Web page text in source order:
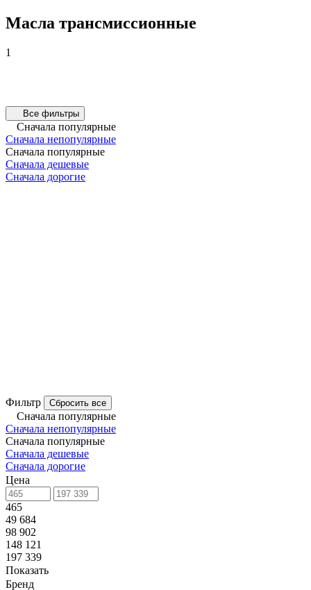
Масла трансмиссионные
1
Все фильтры
Сначала популярные
Сначала непопулярные
Сначала популярные
Сначала дешевые
Сначала дорогие
Фильтр Сбросить все
Сначала популярные
Сначала непопулярные
Сначала популярные
Сначала дешевые
Сначала дорогие
Цена
465
49 684
98 902
148 121
197 339
Показать
Бренд